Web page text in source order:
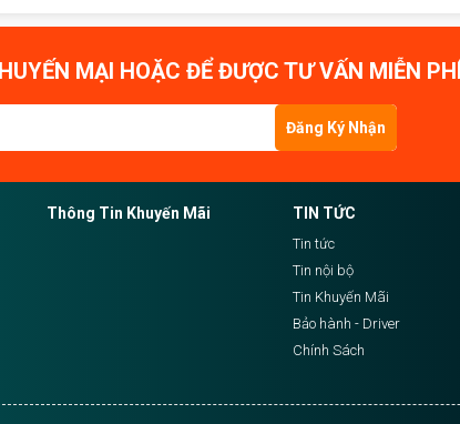
MẠI HOẶC ĐỂ ĐƯỢC TƯ VẤN MIỄN PHÍ
Đăng Ký Nhận
Thông Tin Khuyến Mãi TIN TỨC
Tin tức
Tin nội bộ
Tin Khuyến Mãi
Bảo hành - Driver
Chính Sách